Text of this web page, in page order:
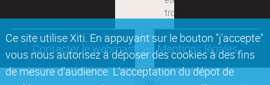
Ce site utilise Xiti. En appuyant sur le bouton "j'accepte"
vous nous autorisez à déposer des cookies à des fins
de mesure d'audience. L'acceptation du dépot de
Contacter le webmaster Mentions légales